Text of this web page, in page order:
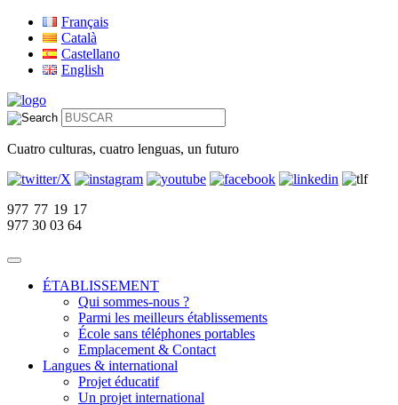
Français
Català
Castellano
English
Cuatro culturas, cuatro lenguas, un futuro
977 77 19 17
977 30 03 64
ÉTABLISSEMENT
Qui sommes-nous ?
Parmi les meilleurs établissements
École sans téléphones portables
Emplacement & Contact
Langues & international
Projet éducatif
Un projet international